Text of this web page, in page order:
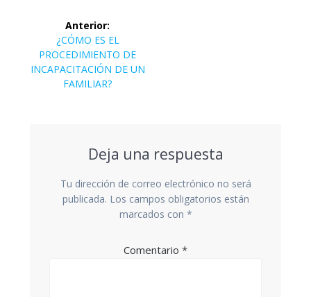
Navegación
entradas
Anterior:
Entrada
anterior:
¿CÓMO ES EL
PROCEDIMIENTO DE
INCAPACITACIÓN DE UN
FAMILIAR?
Deja una respuesta
Tu dirección de correo electrónico no será
publicada. Los campos obligatorios están
marcados con *
Comentario *